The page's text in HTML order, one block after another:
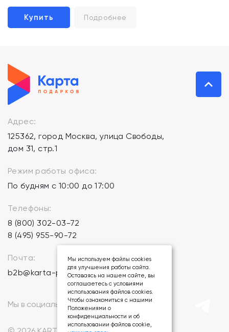
Купить Подробнее
Адрес:
125362, город Москва, улица Свободы,
дом 31, стр.1
Режим работы офиса:
По будням с 10:00 до 17:00
Телефоны:
8 (800) 302-03-72
8 (495) 955-90-72
Почта:
b2b@karta-podarkov.ru
Мы в социальных сетях:
Мы используем файлы cookies
для улучшения работы сайта.
Оставаясь на нашем сайте, вы
соглашаетесь с условиями
использования файлов cookies.
Чтобы ознакомиться с нашими
Положениями о
конфиденциальности и об
использовании файлов cookie,